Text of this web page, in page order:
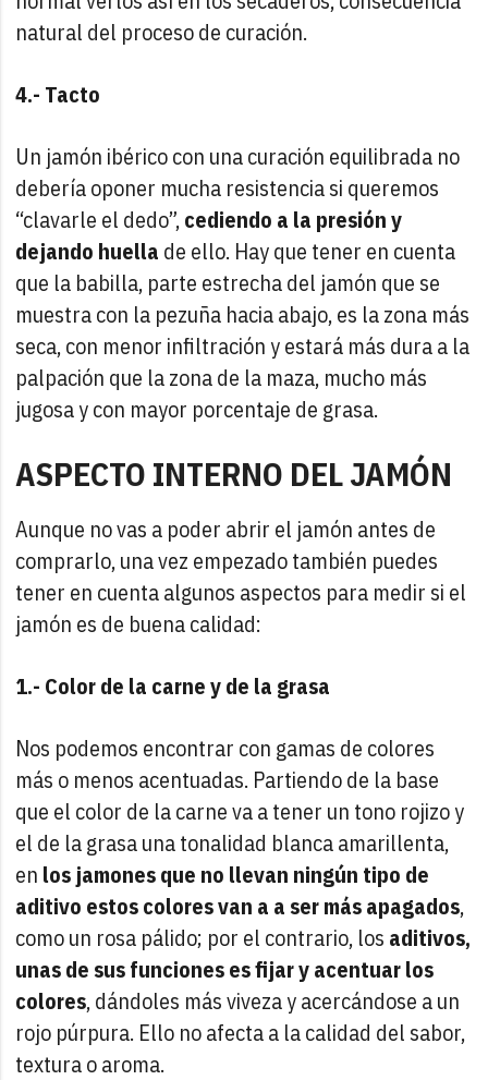
natural del proceso de curación.
4.- Tacto
Un jamón ibérico con una curación equilibrada no
debería oponer mucha resistencia si queremos
“clavarle el dedo”,cediendo a la presión y
dejando huella de ello. Hay que tener en cuenta
que la babilla, parte estrecha del jamón que se
muestra con la pezuña hacia abajo, es la zona más
seca, con menor infiltración y estará más dura a la
palpación que la zona de la maza, mucho más
jugosa y con mayor porcentaje de grasa.
ASPECTO INTERNO DEL JAMÓN
Aunque no vas a poder abrir el jamón antes de
comprarlo, una vez empezado también puedes
tener en cuenta algunos aspectos para medir si el
jamón es de buena calidad:
1.- Color de la carne y de la grasa
Nos podemos encontrar con gamas de colores
más o menos acentuadas. Partiendo de la base
que el color de la carne va a tener un tono rojizo y
el de la grasa una tonalidad blanca amarillenta,
en los jamones que no llevan ningún tipo de
aditivo estos colores van a a ser más apagados,
como un rosa pálido; por el contrario, los aditivos,
unas de sus funciones es fijar y acentuar los
colores, dándoles más viveza y acercándose a un
rojo púrpura. Ello no afecta a la calidad del sabor,
textura o aroma.